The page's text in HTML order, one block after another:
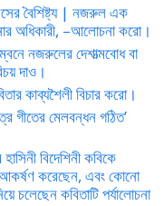
বৈশিষ্ট্য | নজরুল এক
অধিকারী, –আলোচনা করো।
নজরুলের দেশাত্মবোধ বা
দাও।
কাব্যশৈলী বিচার করো।
গীতের মেলবন্ধন গঠিত’
বিদেশিনী কবিকে
আকর্ষণ করেছেন, এবং কোনো
চলেছেন কবিতাটি পর্যালোচনা